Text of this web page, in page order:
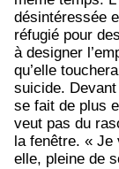
désintéressée
réfugié pour
à designer
qu’elle
suicide.
se fait de plus
veut pas du
la fenêtre. «
elle, pleine de